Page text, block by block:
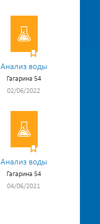
Анализ воды
Гагарина 54
02/06/2022
Анализ воды
Гагарина 54
04/06/2021